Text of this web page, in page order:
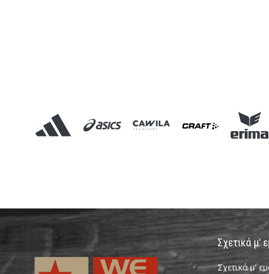
Σχετικά μ'
Σχετικά μ'